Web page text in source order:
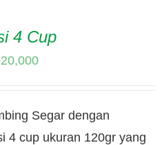
4 Cup
20,000Current
Rp20,000.
Segar dengan
4 cup ukuran 120gr yang